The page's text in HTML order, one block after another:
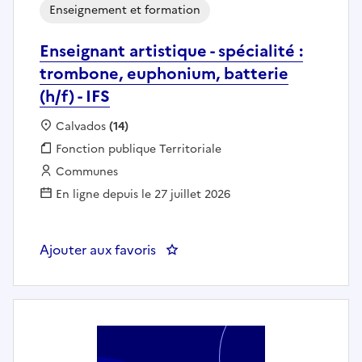
Enseignant artistique - spécialité :
trombone, euphonium, batterie
(h/f) - IFS
Enseignement et formation
Localisation :
Calvados(14)
Fonction publique :
Fonction publique Territoriale
Employeur :
Communes
En ligne depuis le 27 juillet 2026
Ajouter aux favoris : Enseignant artistique -